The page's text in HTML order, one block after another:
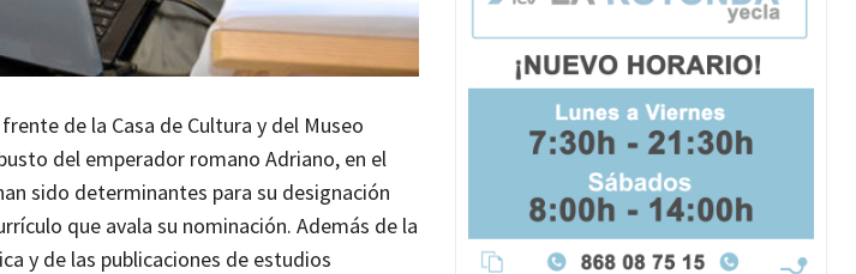
de la Casa de Cultura y del Museo
del emperador romano Adriano, en el
sido determinantes para su designación
que avala su nominación. Además de la
y de las publicaciones de estudios